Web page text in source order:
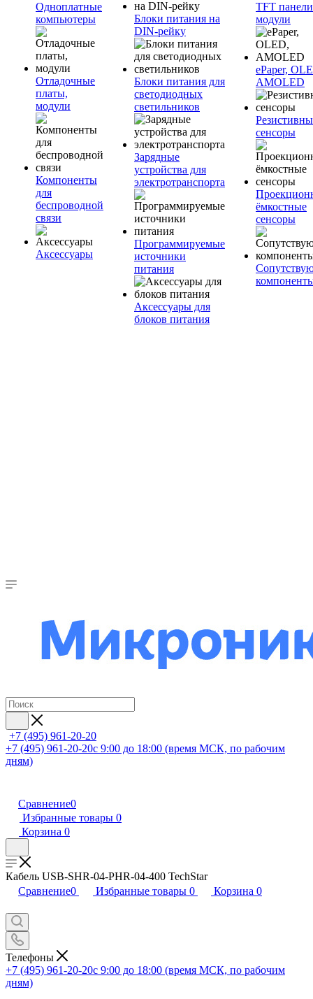
Одноплатные
компьютеры
Отладочные
платы,
модули
Компоненты
для
беспроводной
связи
Аксессуары
Блоки питания на
DIN-рейку
Блоки питания для
светодиодных
светильников
Зарядные
устройства для
электротранспорта
Программируемые
источники
питания
Аксессуары для
блоков питания
TFT
модули
ePaper,
AMOLED
сенсоры
ёмкостные
сенсоры
+7 (495) 961-20-20
+7 (495) 961-20-20с 9:00 до 18:00 (время МСК, по рабочим
дням)
Сравнение0
Избранные товары 0
Корзина 0
Кабель USB-SHR-04-PHR-04-400 TechStar
Сравнение0 Избранные товары 0 Корзина 0
Телефоны
+7 (495) 961-20-20с 9:00 до 18:00 (время МСК, по рабочим
дням)